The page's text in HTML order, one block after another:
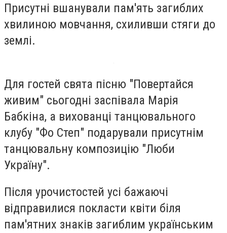
Присутні вшанували пам'ять загиблих
хвилиною мовчання, схиливши стяги до
землі.
Для гостей свята пісню "Повертайся
живим" сьогодні заспівала Марія
Бабкіна, а вихованці танцювального
клубу "Фо Степ" подарували присутнім
танцювальну композицію "Люби
Україну".
Після урочистостей усі бажаючі
відправилися покласти квіти біля
пам'ятних знаків загиблим українським